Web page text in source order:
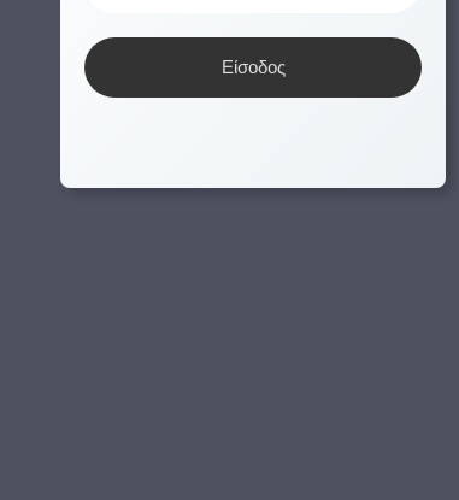
Είσοδος